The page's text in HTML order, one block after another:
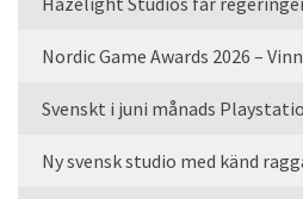
Nordic Game Awards 2026 –
Svenskt i juni månads
Ny svensk studio med känd